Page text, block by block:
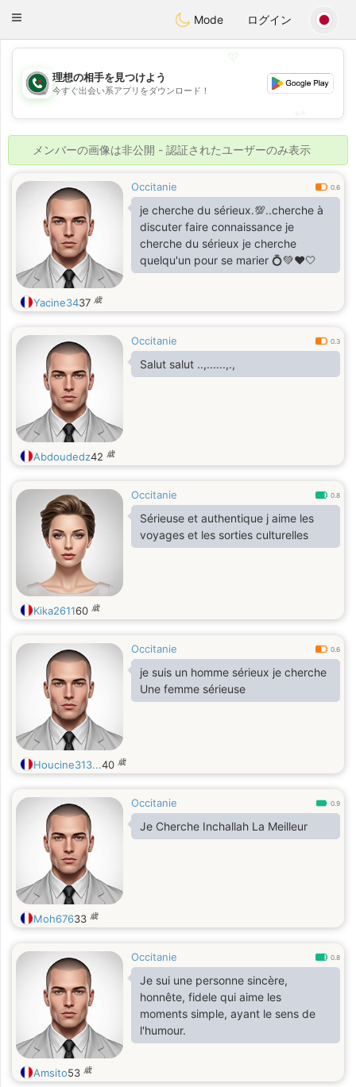
Weshrak
Toggle
Mode ログイン
💖
💕
理想の相手を見つけよう
今すぐ出会い系アプリをダウンロード！
メンバーの画像は非公開 - 認証されたユーザーのみ表示
Occitanie 0.6
je cherche du sérieux.💯..cherche à
discuter faire connaissance je
cherche du sérieux je cherche
quelqu'un pour se marier 💍💚❤️🤍
Yacine3437 歳
Occitanie 0.3
Salut salut ..,......,.,
Abdoudedz42 歳
Occitanie 0.8
Sérieuse et authentique j aime les
voyages et les sorties culturelles
Kika261160 歳
Occitanie 0.6
je suis un homme sérieux je cherche
Une femme sérieuse
Houcine313...40 歳
Occitanie 0.9
Je Cherche Inchallah La Meilleur
Moh67633 歳
Occitanie 0.8
Je sui une personne sincère,
honnête, fidele qui aime les
moments simple, ayant le sens de
l'humour.
Amsito53 歳